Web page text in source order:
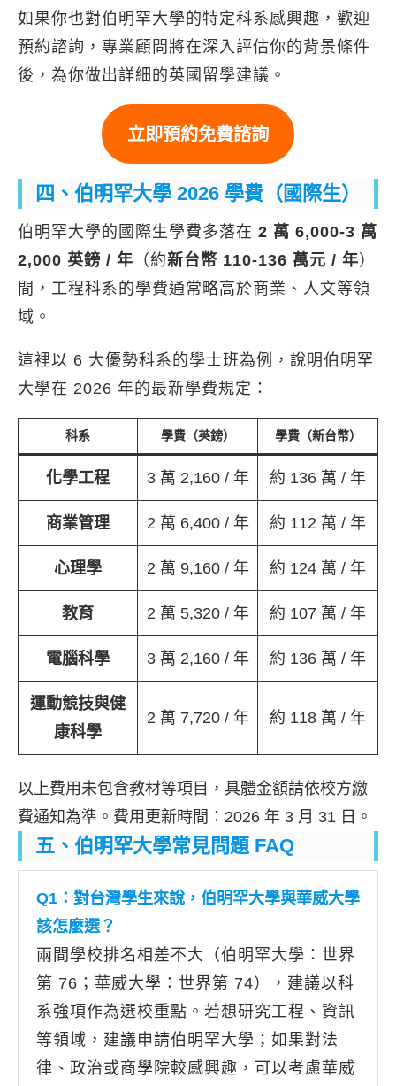
如果你也對伯明罕大學的特定科系感興趣，歡迎
預約諮詢，專業顧問將在深入評估你的背景條件
後，為你做出詳細的英國留學建議。
立即預約免費諮詢
四、伯明罕大學 2026 學費（國際生）
伯明罕大學的國際生學費多落在 2 萬 6,000-3 萬
2,000 英鎊 / 年 （約新台幣 110-136 萬元 / 年）
間，工程科系的學費通常略高於商業、人文等領
域。
這裡以 6 大優勢科系的學士班為例，說明伯明罕
大學在 2026 年的最新學費規定：
科系 學費（英鎊） 學費（新台幣）
化學工程 3 萬 2,160 / 年 約 136 萬 / 年
商業管理 2 萬 6,400 / 年 約 112 萬 / 年
心理學 2 萬 9,160 / 年 約 124 萬 / 年
教育 2 萬 5,320 / 年 約 107 萬 / 年
電腦科學 3 萬 2,160 / 年 約 136 萬 / 年
運動競技與健
康科學
2 萬 7,720 / 年 約 118 萬 / 年
以上費用未包含教材等項目，具體金額請依校方繳
費通知為準。費用更新時間：2026 年 3 月 31 日。
五、伯明罕大學常見問題 FAQ
Q1：對台灣學生來說，伯明罕大學與華威大學
該怎麼選？
兩間學校排名相差不大（伯明罕大學：世界
第 76；華威大學：世界第 74），建議以科
系強項作為選校重點。若想研究工程、資訊
等領域，建議申請伯明罕大學；如果對法
律、政治或商學院較感興趣，可以考慮華威